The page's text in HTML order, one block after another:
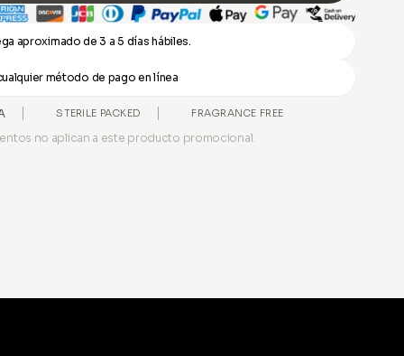
aproximado de 3 a 5 días hábiles.
método de pago en línea
STERILE PACKED FRAGRANCE FREE
no aplican a este producto promocional.